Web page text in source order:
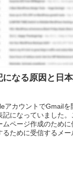
なる原因と日
アカウントでGmailを
になっていました。
ムページ作成のために
ために受信するメー